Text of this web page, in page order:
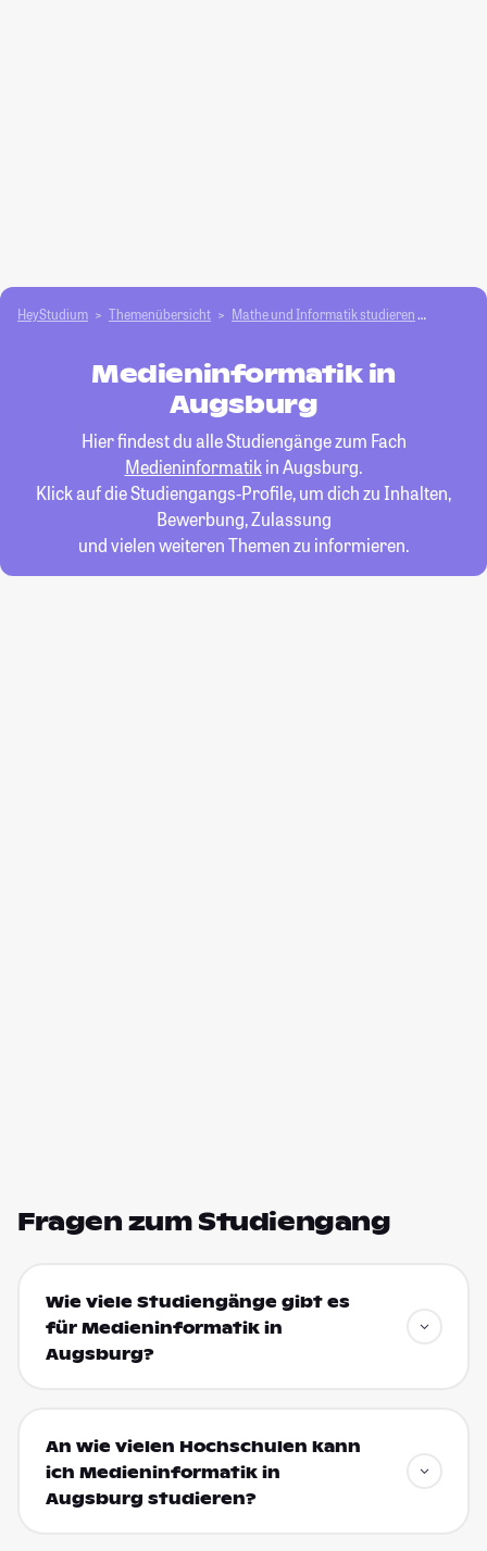
HeyStudium Themenübersicht Mathe und Informatik studieren
Medieninformatik in
Augsburg
Hier findest du alle Studiengänge zum Fach
Medieninformatikin Augsburg.
Klick auf die Studiengangs-Profile, um dich zu Inhalten,
Bewerbung, Zulassung
und vielen weiteren Themen zu informieren.
Fragen zum Studiengang
Wie viele Studiengänge gibt es
für Medieninformatik in
Augsburg?
An wie vielen Hochschulen kann
ich Medieninformatik in
Augsburg studieren?